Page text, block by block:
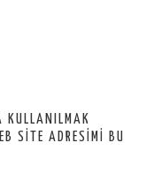
KULLANILMAK
SITE ADRESIMI BU